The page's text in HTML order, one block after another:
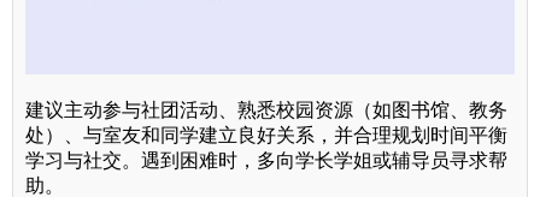
建议主动参与社团活动、熟悉校园资源（如图书馆、教务
处）、与室友和同学建立良好关系，并合理规划时间平衡
学习与社交。遇到困难时，多向学长学姐或辅导员寻求帮
助。